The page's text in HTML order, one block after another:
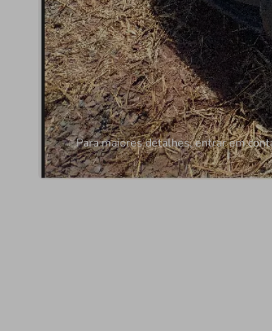
Para maiores detalhes, entrar em